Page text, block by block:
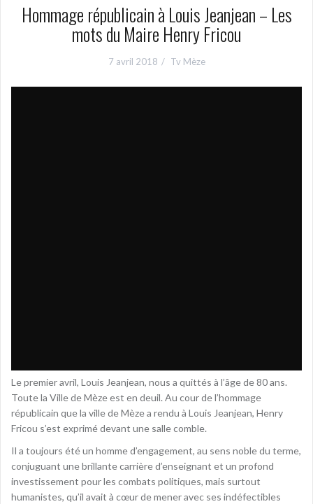
Hommage républicain à Louis Jeanjean – Les
mots du Maire Henry Fricou
7 avril 2018 Tv Mèze
Le premier avril, Louis Jeanjean, nous a quittés à l’âge de 80 ans.
Toute la Ville de Mèze est en deuil. Au cour de l’hommage
républicain que la ville de Mèze a rendu à Louis Jeanjean, Henry
Fricou s’est exprimé devant une salle comble.
Il a toujours été un homme d’engagement, au sens noble du terme,
conjuguant une brillante carrière d’enseignant et un profond
investissement pour les combats politiques, mais surtout
humanistes, qu’il avait à cœur de mener avec ses indéfectibles